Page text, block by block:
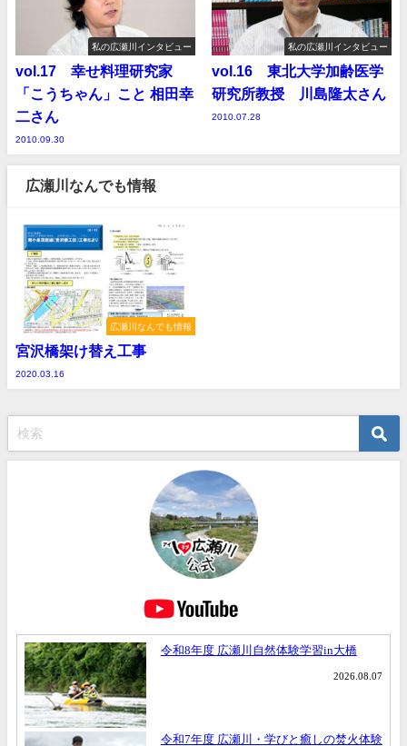
私の広瀬川インタビュー
vol.17 幸せ料理研究家
「こうちゃん」こと 相田幸
二さん
2010.09.30
私の広瀬川インタビュー
vol.16 東北大学加齢医学
研究所教授 川島隆太さん
2010.07.28
広瀬川なんでも情報
広瀬川なんでも情報
宮沢橋架け替え工事
2020.03.16